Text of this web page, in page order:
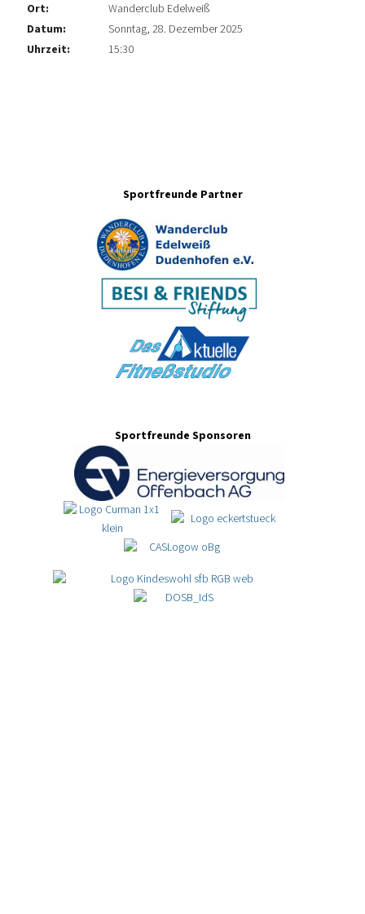
Ort:
Wanderclub Edelweiß
Datum:
Sonntag, 28. Dezember 2025
Uhrzeit:
15:30
Sportfreunde Partner
Sportfreunde Sponsoren